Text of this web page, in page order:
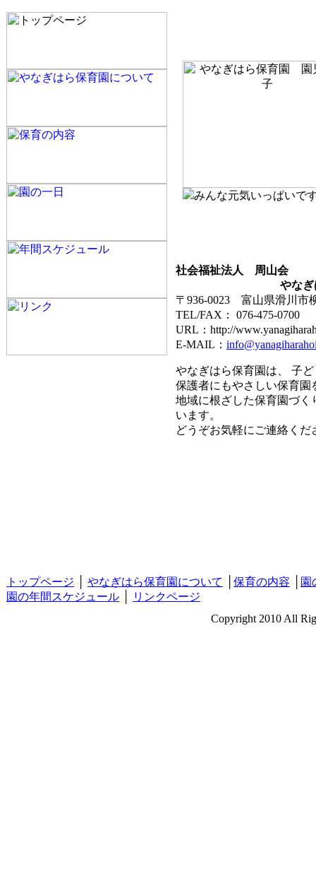
みんな元気いっぱいで
社会福祉法人 周山会
やなぎはら
〒936-0023 富山県滑川市
TEL/FAX： 076-475-0700
URL：http://
E-MAIL：
やなぎはら保育園は、 子
保護者にもやさしい保育園
地域に根ざした保育園づく
います。
どうぞお気軽にご連絡くだ
トップページ やなぎはら保育園について 保育の内容
園
園の年間スケジュール
リンクページ
Copyright 2010 All